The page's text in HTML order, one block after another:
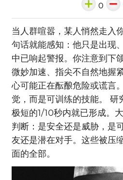
0
当人群喧嚣，某人悄然走入
句话就能感知：他只是出现
中已响起警报。你注意到下
微妙加速、指尖不自然地握
心可能正在酝酿危险或谎言
觉，而是可训练的技能。 研
极短的1/10秒内就已形成。
判断：是安全还是威胁，是
友还是潜在对手。这些被压
面的全部。